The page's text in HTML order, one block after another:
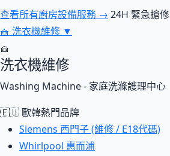
查看所有廚房設備服務 → 24H 緊急搶修
🧺 洗衣機維修 ▼
🧺
洗衣機維修
Washing Machine - 家庭洗滌護理中心
🇪🇺 歐韓熱門品牌
Siemens 西門子 (維修 / E18代碼)
Whirlpool 惠而浦